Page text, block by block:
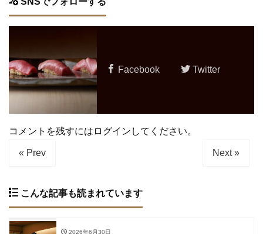
Facebook Twitter
コメントを残すにはログインしてください。
« Prev Next »
こんな記事も読まれています
2026年6月30日